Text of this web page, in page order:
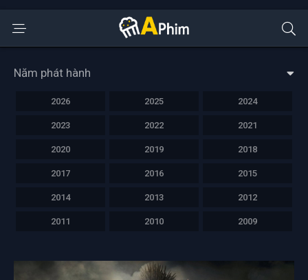
Năm phát hành
2026 2025 2024
2023 2022 2021
2020 2019 2018
2017 2016 2015
2014 2013 2012
2011 2010 2009